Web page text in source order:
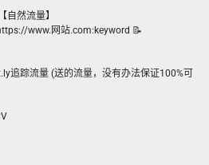
自然流量】
www.网站.com:keyword 📝
追踪流量 (送的流量，没有办法保证100%可